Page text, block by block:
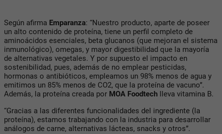
Según afirma Emparanza: “Nuestro producto, aparte de poseer
un alto contenido de proteína, tiene un perfil completo de
aminoácidos esenciales, beta glucanos (que mejoran el sistema
inmunológico), omegas, y mayor digestibilidad que la mayoría
de alternativas vegetales. Y por supuesto el impacto en
sostenibilidad, pues, además de no emplear pesticidas,
hormonas o antibióticos, empleamos un 98% menos de agua y
emitimos un 85% menos de CO2, que la proteína de vacuno”.
Además, la proteína creada por MOA Foodtech lleva vitamina B.
“Gracias a las diferentes funcionalidades del ingrediente (la
proteína), estamos trabajando con la industria para desarrollar
análogos de carne, alternativas lácteas, snacks y otros”.